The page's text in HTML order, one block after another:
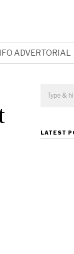
ADVERTORIAL
LATEST